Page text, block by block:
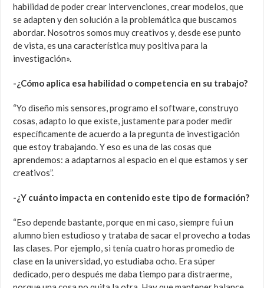
habilidad de poder crear intervenciones, crear modelos, que
se adapten y den solución a la problemática que buscamos
abordar. Nosotros somos muy creativos y, desde ese punto
de vista, es una característica muy positiva para la
investigación».
-¿Cómo aplica esa habilidad o competencia en su trabajo?
“Yo diseño mis sensores, programo el software, construyo
cosas, adapto lo que existe, justamente para poder medir
específicamente de acuerdo a la pregunta de investigación
que estoy trabajando. Y eso es una de las cosas que
aprendemos: a adaptarnos al espacio en el que estamos y ser
creativos”.
-¿Y cuánto impacta en contenido este tipo de formación?
“Eso depende bastante, porque en mi caso, siempre fui un
alumno bien estudioso y trataba de sacar el provecho a todas
las clases. Por ejemplo, si tenía cuatro horas promedio de
clase en la universidad, yo estudiaba ocho. Era súper
dedicado, pero después me daba tiempo para distraerme,